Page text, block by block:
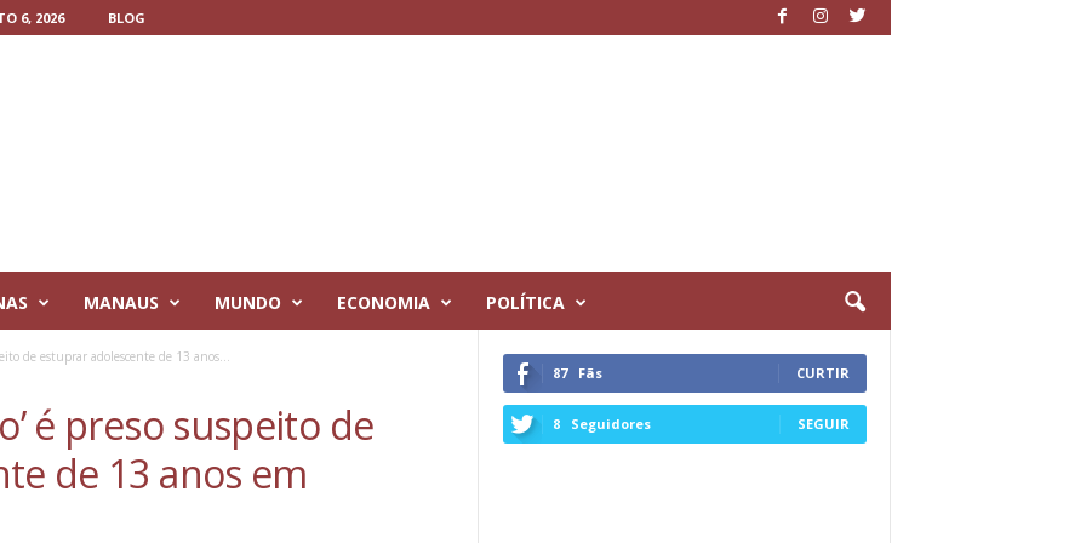
6, 2026 BLOG
MANAUS MUNDO ECONOMIA POLÍTICA
de estuprar adolescente de 13 anos...
é preso suspeito de
de 13 anos em
87 Fãs CURTIR
8 Seguidores SEGUIR